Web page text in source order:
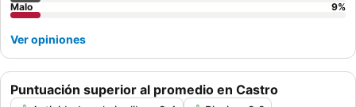
Puntuación superior al promedio en Castro
Malo
9%
Ver opiniones